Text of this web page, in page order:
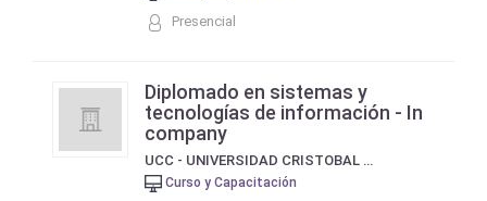
Presencial
Diplomado en sistemas y
tecnologías de información - In
company
UCC - UNIVERSIDAD CRISTOBAL COLON
Curso y Capacitación